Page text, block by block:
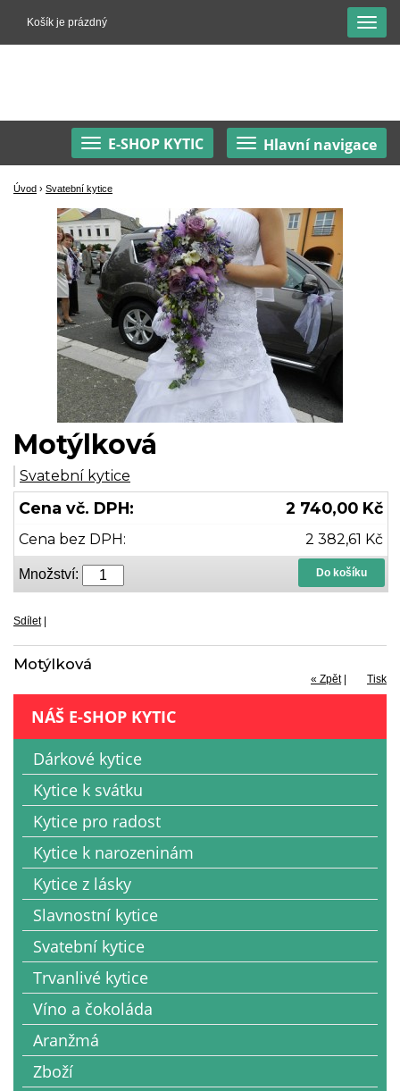
Košík je prázdný
Hlavní navigace
E-SHOP KYTIC
Úvod › Svatební kytice
Motýlková
Svatební kytice
Cena vč. DPH: 2 740,00 Kč
Cena bez DPH: 2 382,61 Kč
Do košíku
Množství:
Sdílet
Motýlková
« Zpět| Tisk
NÁŠ E-SHOP KYTIC
Dárkové kytice
Kytice k svátku
Kytice pro radost
Kytice k narozeninám
Kytice z lásky
Slavnostní kytice
Svatební kytice
Trvanlivé kytice
Víno a čokoláda
Aranžmá
Zboží